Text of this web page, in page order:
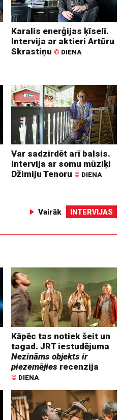
Karalis enerģijas ķīselī.
Intervija ar aktieri Artūru
Skrastiņu © DIENA
Var sadzirdēt arī balsis.
Intervija ar somu mūziķi
Džimiju Tenoru © DIENA
Vairāk INTERVIJAS
Kāpēc tas notiek šeit un
tagad. JRT iestudējuma
Nezināms objekts ir
piezemējies recenzija
© DIENA